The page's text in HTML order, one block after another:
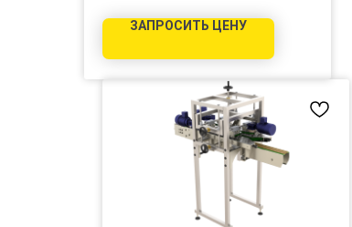
ЗАПРОСИТЬ ЦЕНУ